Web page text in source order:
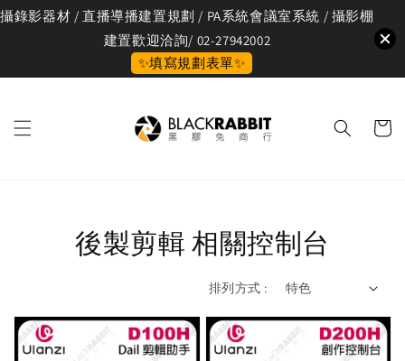
攝錄影器材 / 直播導播建置規劃 / PA系統會議室系統 / 攝影棚
建置歡迎洽詢/ 02-27942002
✨填寫規劃表單✨
後製剪輯 相關控制台
排列方式 :